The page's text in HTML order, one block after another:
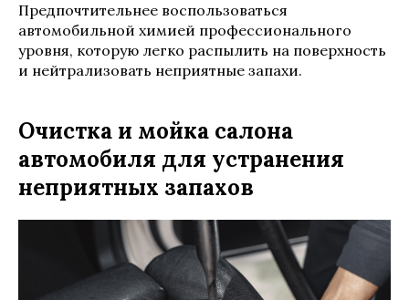
Предпочтительнее воспользоваться
автомобильной химией профессионального
уровня, которую легко распылить на поверхность
и нейтрализовать неприятные запахи.
Очистка и мойка салона
автомобиля для устранения
неприятных запахов